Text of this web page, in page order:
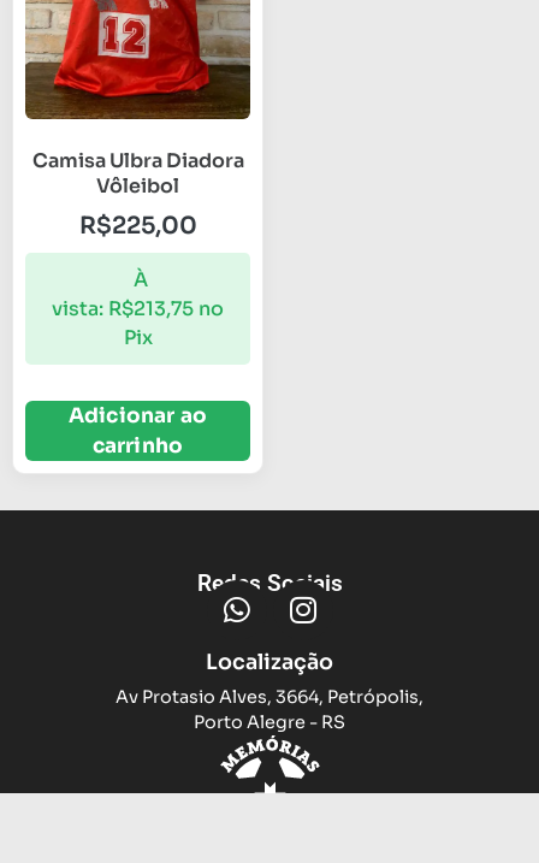
Camisa Ulbra Diadora
Vôleibol
R$225,00
À
vista: R$213,75 no
Pix
Adicionar ao
carrinho
Redes Sociais
Localização
Av Protasio Alves, 3664, Petrópolis,
Porto Alegre - RS